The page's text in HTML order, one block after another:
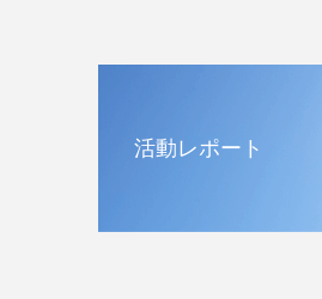
活動レポート